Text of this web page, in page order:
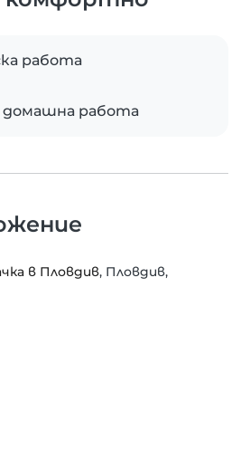
работа
работа
в Пловдив, Пловдив,